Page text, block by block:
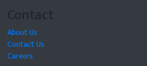
Contact
About Us
Contact Us
Careers